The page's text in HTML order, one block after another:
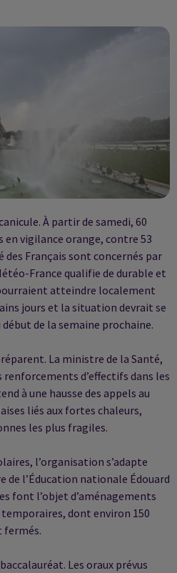
À partir de samedi, 60
vigilance orange, contre 53
des Français sont concernés par
France qualifie de durable et
atteindre localement
jours et la situation devrait se
de la semaine prochaine.
La ministre de la Santé,
d’effectifs dans les
à une hausse des appels au
liés aux fortes chaleurs,
les plus fragiles.
l’organisation s’adapte
l’Éducation nationale Édouard
font l’objet d’aménagements
dont environ 150
Les oraux prévus